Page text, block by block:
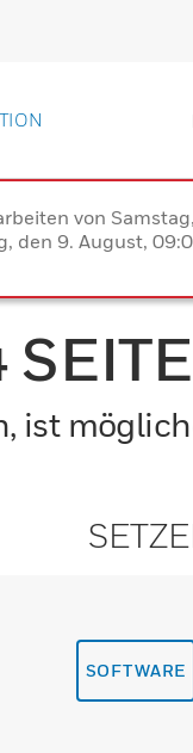
von
den 9. August,
ist
SOFTWARE